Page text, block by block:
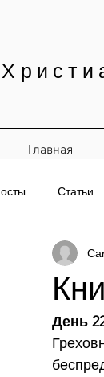
Главная
Статьи
Печатные
День